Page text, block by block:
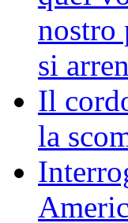
nostro
si
Il
la